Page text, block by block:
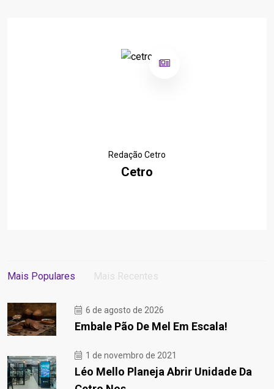
Redação Cetro
Cetro
Mais Populares Mais Recentes
6 de agosto de 2026
Embale Pão De Mel Em Escala!
1 de novembro de 2021
Léo Mello Planeja Abrir Unidade Da